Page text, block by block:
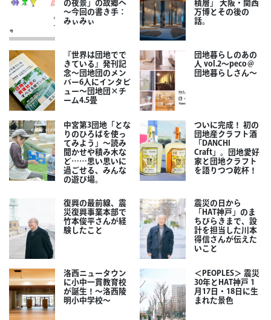
の夜景」の故郷へ
～今回の書き手：
みぃみぃ
積層」 大阪・関西
万博とその後の
話。
『世界は団地でで
きている』発刊記
念～団地団のメン
バー6人にインタビ
ュー～団地団×チ
ーム4.5畳
団地暮らしのあの
人 vol.2～peco＠
団地暮らしさん～
中宮第3団地「とな
りのひろばを使っ
てみよう」～読み
聞かせや積み木な
ど……思い思いに
過ごせる、みんな
の遊び場。
ついに完成！ 初の
団地産クラフト酒
「DANCHI
Craft」。団地愛好
家と団地クラフト
を語りつつ乾杯！
復興の最前線、震
災復興事業本部で
竹本俊平さんが経
験したこと
震災の日から
「HAT神戸」のま
ちびらきまで、設
計を担当した川本
得信さんが伝えた
いこと
洛西ニュータウン
に小中一貫教育校
が誕生！～洛西陵
明小中学校～
＜PEOPLES＞ 震災
30年とHAT神戸 1
月17日・18日に生
まれた景色